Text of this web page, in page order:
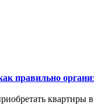
правильно
квартиры